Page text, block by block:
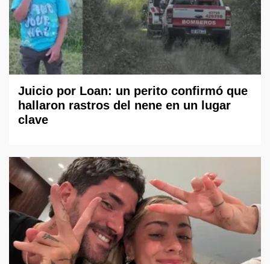
Juicio por Loan: un perito confirmó que
hallaron rastros del nene en un lugar
clave